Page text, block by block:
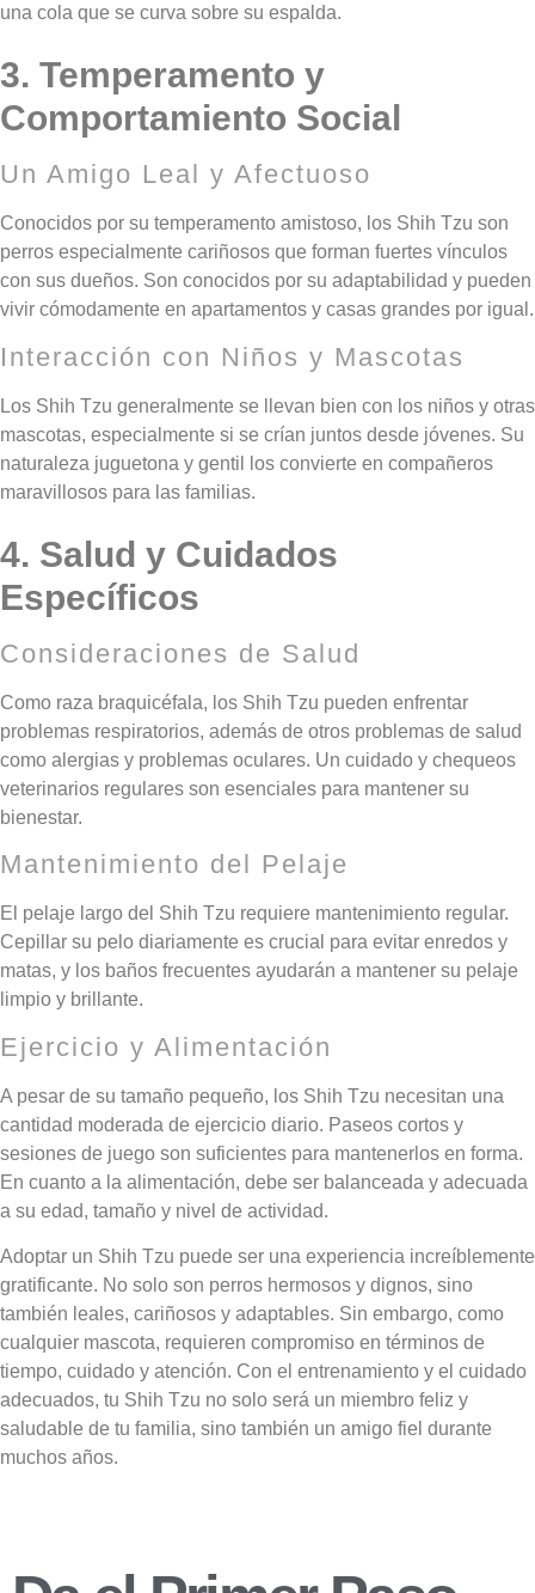
una cola que se curva sobre su espalda.
3. Temperamento y
Comportamiento Social
Un Amigo Leal y Afectuoso
Conocidos por su temperamento amistoso, los Shih Tzu son
perros especialmente cariñosos que forman fuertes vínculos
con sus dueños. Son conocidos por su adaptabilidad y pueden
vivir cómodamente en apartamentos y casas grandes por igual.
Interacción con Niños y Mascotas
Los Shih Tzu generalmente se llevan bien con los niños y otras
mascotas, especialmente si se crían juntos desde jóvenes. Su
naturaleza juguetona y gentil los convierte en compañeros
maravillosos para las familias.
4. Salud y Cuidados
Específicos
Consideraciones de Salud
Como raza braquicéfala, los Shih Tzu pueden enfrentar
problemas respiratorios, además de otros problemas de salud
como alergias y problemas oculares. Un cuidado y chequeos
veterinarios regulares son esenciales para mantener su
bienestar.
Mantenimiento del Pelaje
El pelaje largo del Shih Tzu requiere mantenimiento regular.
Cepillar su pelo diariamente es crucial para evitar enredos y
matas, y los baños frecuentes ayudarán a mantener su pelaje
limpio y brillante.
Ejercicio y Alimentación
A pesar de su tamaño pequeño, los Shih Tzu necesitan una
cantidad moderada de ejercicio diario. Paseos cortos y
sesiones de juego son suficientes para mantenerlos en forma.
En cuanto a la alimentación, debe ser balanceada y adecuada
a su edad, tamaño y nivel de actividad.
Adoptar un Shih Tzu puede ser una experiencia increíblemente
gratificante. No solo son perros hermosos y dignos, sino
también leales, cariñosos y adaptables. Sin embargo, como
cualquier mascota, requieren compromiso en términos de
tiempo, cuidado y atención. Con el entrenamiento y el cuidado
adecuados, tu Shih Tzu no solo será un miembro feliz y
saludable de tu familia, sino también un amigo fiel durante
muchos años.